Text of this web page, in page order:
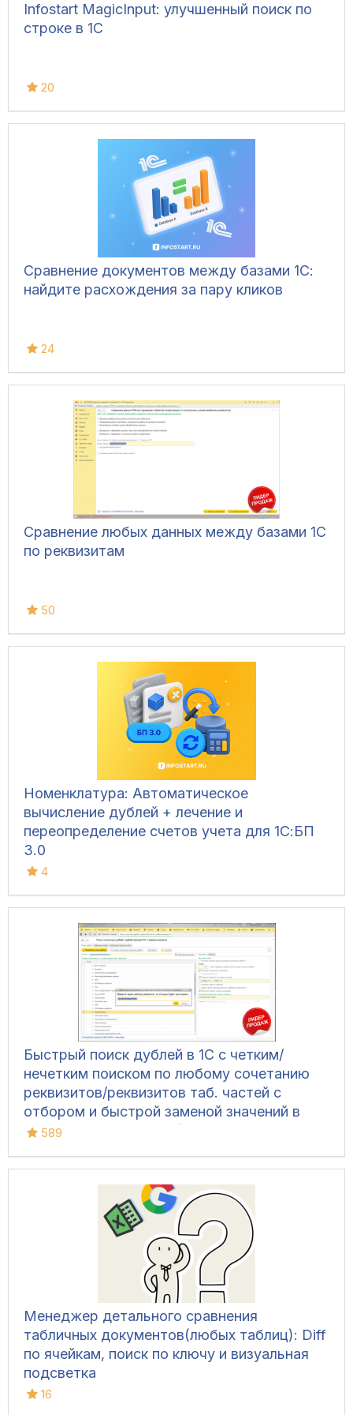
Infostart MagicInput: улучшенный поиск по
строке в 1С
20
Сравнение документов между базами 1С:
найдите расхождения за пару кликов
24
Сравнение любых данных между базами 1С
по реквизитам
50
Номенклатура: Автоматическое
вычисление дублей + лечение и
переопределение счетов учета для 1С:БП
3.0
4
Быстрый поиск дублей в 1С с четким/
нечетким поиском по любому сочетанию
реквизитов/реквизитов таб. частей с
отбором и быстрой заменой значений в
ЛЮБЫХ базах 8.1-8.3 (УТ 10.3, БП 2, ЗУП
ЗУП 3 и т.д.)
589
Менеджер детального сравнения
табличных документов(любых таблиц): Diff
по ячейкам, поиск по ключу и визуальная
подсветка
16